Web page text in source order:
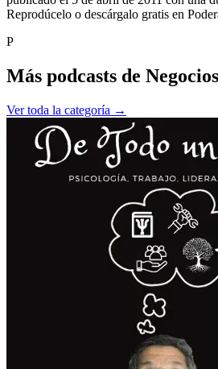
Reprodúcelo o descárgalo gratis en
P
Más podcasts de Negocios
Ver toda la categoría →